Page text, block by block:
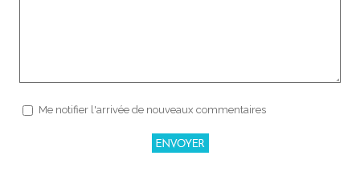
Me notifier l'arrivée de nouveaux commentaires